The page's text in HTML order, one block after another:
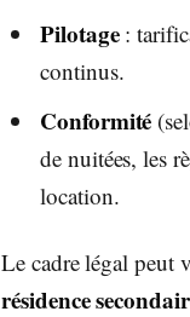
Pilotage:
continus.
Conformité
de nuitées, les
location.
Le cadre légal peut
résidence